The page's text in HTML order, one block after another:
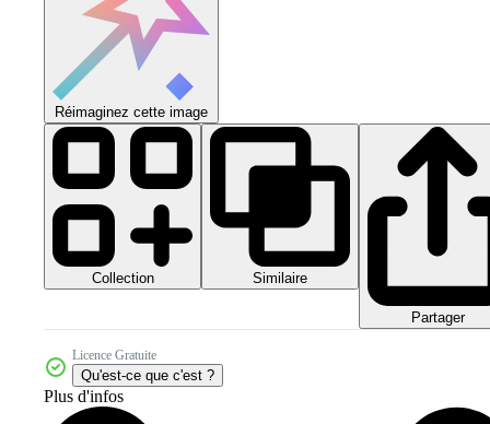
Réimaginez cette image
Collection Similaire
Partager
Licence Gratuite
Qu'est-ce que c'est ?
Plus d'infos